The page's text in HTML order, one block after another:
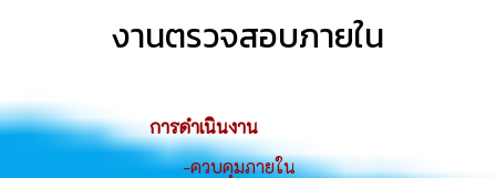
งานตรวจสอบภายใน
การดำเนินงาน
-ควบคุมภายใน